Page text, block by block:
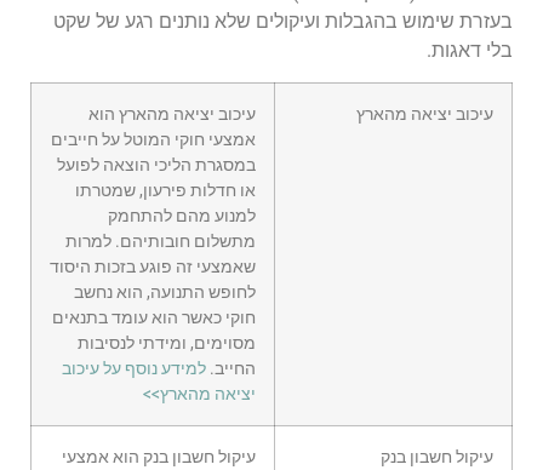
בעזרת שימוש בהגבלות ועיקולים שלא נותנים רגע של שקט
בלי דאגות.
עיכוב יציאה מהארץ
עיכוב יציאה מהארץ הוא
אמצעי חוקי המוטל על חייבים
במסגרת הליכי הוצאה לפועל
או חדלות פירעון, שמטרתו
למנוע מהם להתחמק
מתשלום חובותיהם. למרות
שאמצעי זה פוגע בזכות היסוד
לחופש התנועה, הוא נחשב
חוקי כאשר הוא עומד בתנאים
מסוימים, ומידתי לנסיבות
החייב.למידע נוסף על עיכוב
יציאה מהארץ>>
עיקול חשבון בנק
עיקול חשבון בנק הוא אמצעי